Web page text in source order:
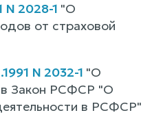
N 2028-1 "О
от страховой
N 2032-1 "О
в Закон РСФСР "О
в РСФСР"